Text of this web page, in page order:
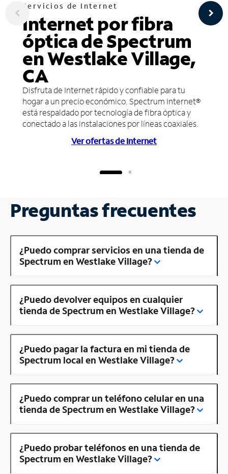
Servicios de Internet
Internet por fibra
óptica de Spectrum
en Westlake Village,
CA
Disfruta de Internet rápido y confiable para tu
hogar a un precio económico. Spectrum Internet®
está respaldado por tecnología de fibra óptica y
conectado a las instalaciones por líneas coaxiales.
Ver ofertas de Internet
Preguntas frecuentes
¿Puedo comprar servicios en una tienda de
Spectrum en Westlake Village?
¿Puedo devolver equipos en cualquier
tienda de Spectrum en Westlake Village?
¿Puedo pagar la factura en mi tienda de
Spectrum local en Westlake Village?
¿Puedo comprar un teléfono celular en una
tienda de Spectrum en Westlake Village?
¿Puedo probar teléfonos en una tienda de
Spectrum en Westlake Village?